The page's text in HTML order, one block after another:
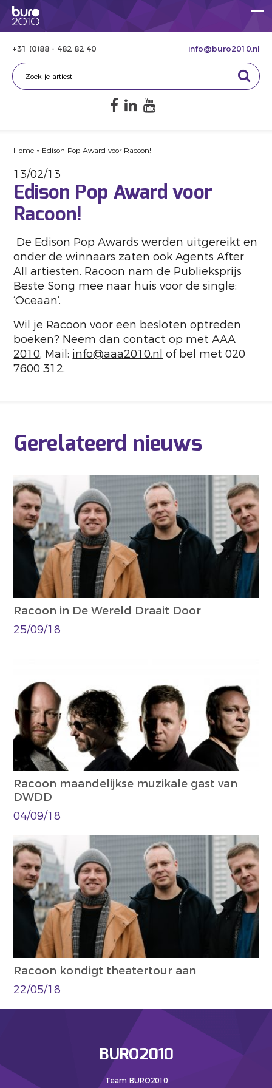
+31 (0)88 - 482 82 40 info@buro2010.nl
Home » Edison Pop Award voor Racoon!
13/02/13
Edison Pop Award voor
Racoon!
De Edison Pop Awards werden uitgereikt en
onder de winnaars zaten ook Agents After
All artiesten. Racoon nam de Publieksprijs
Beste Song mee naar huis voor de single:
‘Oceaan’.
Wil je Racoon voor een besloten optreden
boeken? Neem dan contact op metAAA
2010. Mail: info@aaa2010.nl of bel met 020
7600 312.
Gerelateerd nieuws
Racoon in De Wereld Draait Door
25/09/18
Racoon maandelijkse muzikale gast van
DWDD
04/09/18
Racoon kondigt theatertour aan
22/05/18
BURO2010
Team BURO2010